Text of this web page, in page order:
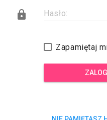
 Hasło:
Zapamiętaj